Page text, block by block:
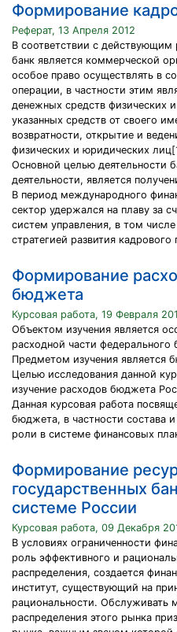
Формирование
Реферат, 13 Апреля 2012
В соответствии с действующим
банк является коммерческой
особое право осуществлять в
операции, в частности этим
денежных средств физических
указанных средств от своего
возвратности, открытие и
физических и юридических
Основной целью деятельности
деятельности, является
В период международного
сектор удержался на плаву за
систем управления, в том
стратегией развития кадрового
Формирование
бюджета
Курсовая работа, 19 Февраля
Объектом изучения является
расходной части
Предметом изучения является
Целью исследования данной
изучение расходов бюджета
Данная курсовая работа
бюджета, в частности состава
роли в системе финансовых
Формирование
государственных
системе России
Курсовая работа, 09 Декабря
В условиях ограниченности
роль эффективного и
распределения, создается
институт, существующий на
рациональности. Обслуживать
распределения этого рынка